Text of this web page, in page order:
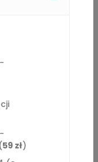
środków
medycznej
skorzystania z
może przyczynić
59 zł)